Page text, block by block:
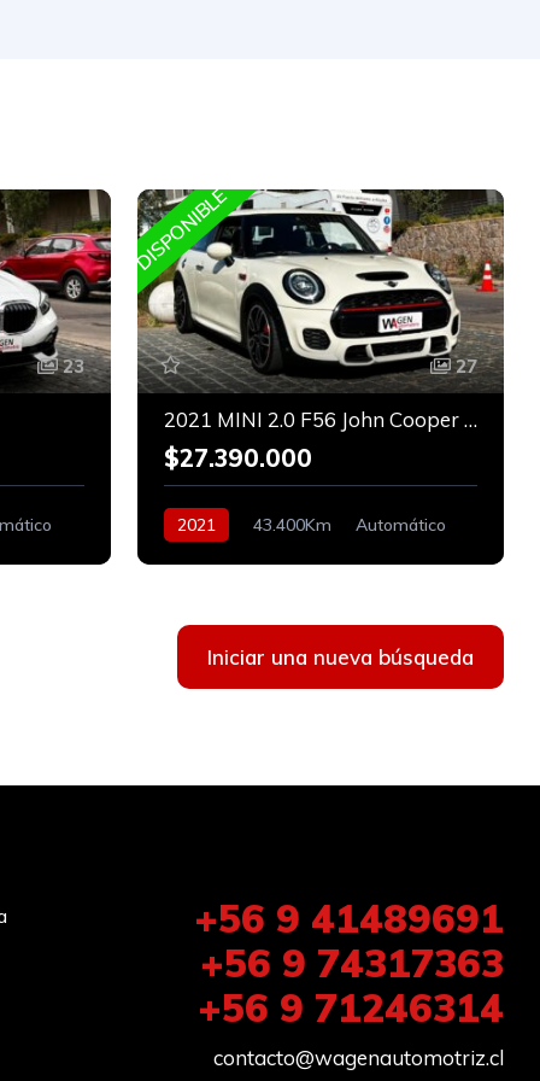
23
DISPONIBLE
27
2021 MINI 2.0 F56 John Cooper Works
$27.390.000
2021 43.400Km
Automático
Iniciar una nueva búsqueda
+56 9 41489691
+56 9 74317363
+56 9 71246314
contacto@wagenautomotriz.cl